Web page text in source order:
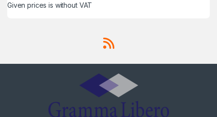
Given prices is without VAT